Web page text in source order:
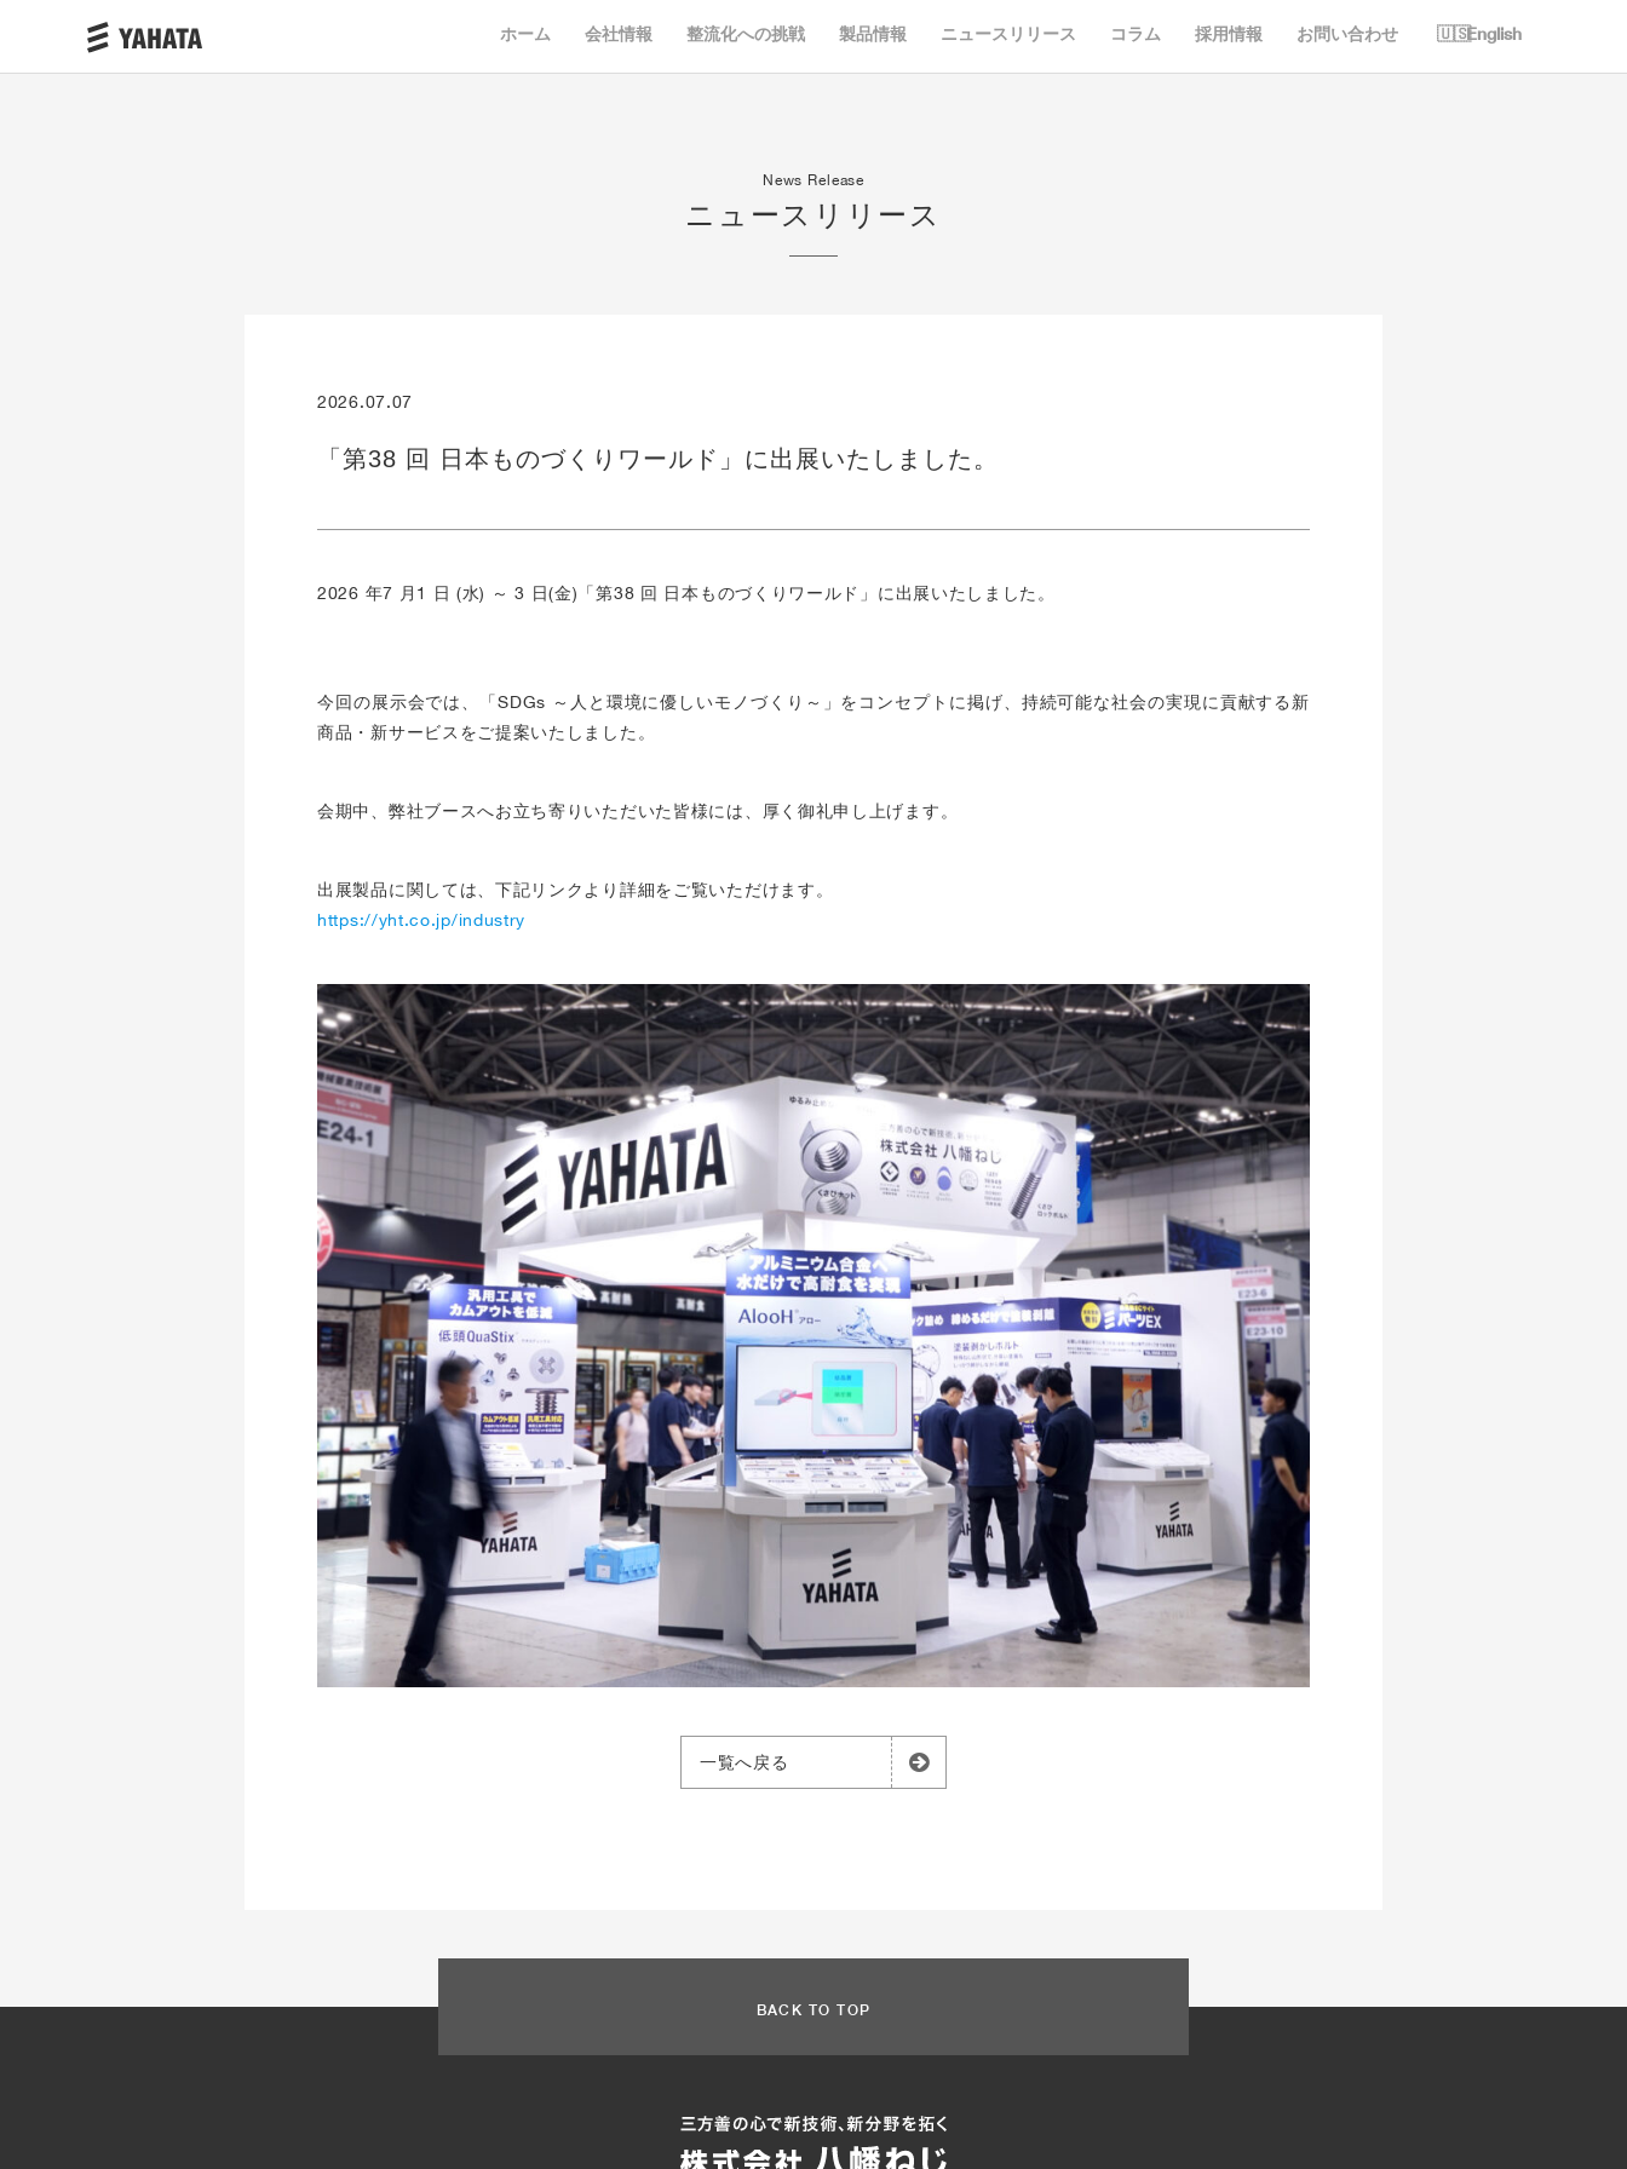
ホーム 会社情報 整流化への挑戦 製品情報 ニュースリリース コラム 採用情報 お問い合わせ English
News Release
ニュースリリース
2026.07.07
「第38 回 日本ものづくりワールド」に出展いたしました。
2026 年7 月1 日 (水) ～ 3 日(金)「第38 回 日本ものづくりワールド」に出展いたしました。
今回の展示会では、「SDGs ～人と環境に優しいモノづくり～」をコンセプトに掲げ、持続可能な社会の実現に貢献する新
商品・新サービスをご提案いたしました。
会期中、弊社ブースへお立ち寄りいただいた皆様には、厚く御礼申し上げます。
出展製品に関しては、下記リンクより詳細をご覧いただけます。
https://yht.co.jp/industry
一覧へ戻る
BACK TO TOP